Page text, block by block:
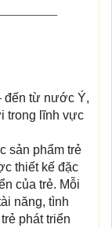
đến từ nước Ý,
trong lĩnh vực
sản phẩm trẻ
thiết kế đặc
của trẻ. Mỗi
năng, tình
phát triển